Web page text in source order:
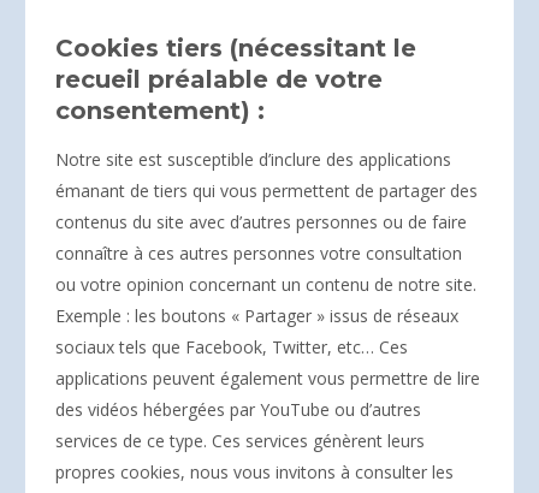
Cookies tiers (nécessitant le
recueil préalable de votre
consentement) :
Notre site est susceptible d’inclure des applications
émanant de tiers qui vous permettent de partager des
contenus du site avec d’autres personnes ou de faire
connaître à ces autres personnes votre consultation
ou votre opinion concernant un contenu de notre site.
Exemple : les boutons « Partager » issus de réseaux
sociaux tels que Facebook, Twitter, etc… Ces
applications peuvent également vous permettre de lire
des vidéos hébergées par YouTube ou d’autres
services de ce type. Ces services génèrent leurs
propres cookies, nous vous invitons à consulter les